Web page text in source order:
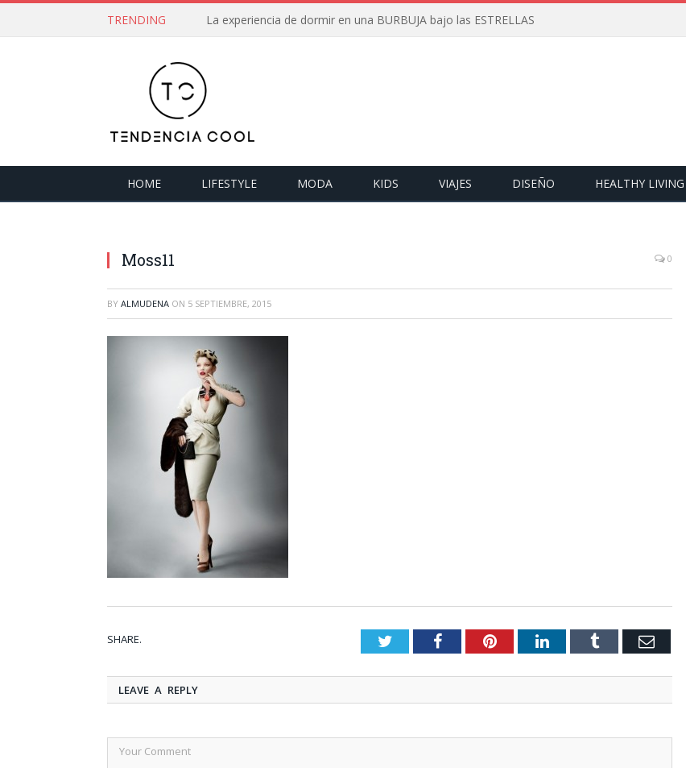
TRENDING La experiencia de dormir en una BURBUJA bajo las ESTRELLAS
HOME LIFESTYLE MODA KIDS VIAJES DISEÑO HEALTHY LIVING
Moss11 0
BY ALMUDENA ON 5 SEPTIEMBRE, 2015
SHARE. TwitterFacebookPinterestLinkedInTumblr Email
LEAVE A REPLY